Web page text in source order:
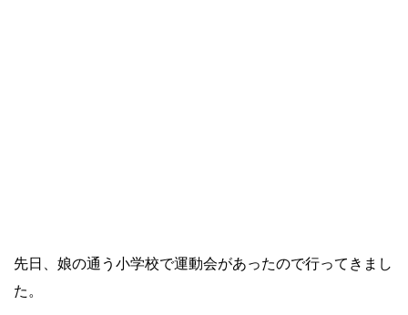
先日、娘の通う小学校で運動会があったので行ってきまし
た。